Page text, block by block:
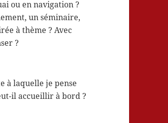
ou en navigation ?
un séminaire,
à thème ? Avec
?
à laquelle je pense
il accueillir à bord ?